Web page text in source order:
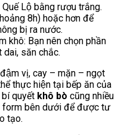
Lộ bằng rượu trắng.
8h) hoặc hơn để
bị ra nước.
khô: Bạn nên chọn phần
săn chắc.
vị, cay – mặn – ngọt
thực hiện tại bếp ăn của
bí quyết khô bò cũng nhiều
form bên dưới để được tư
tạo.